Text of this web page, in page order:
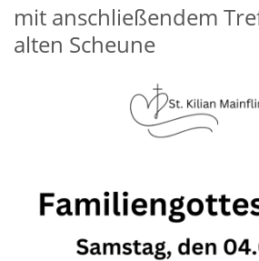
mit anschließendem
alten Scheune